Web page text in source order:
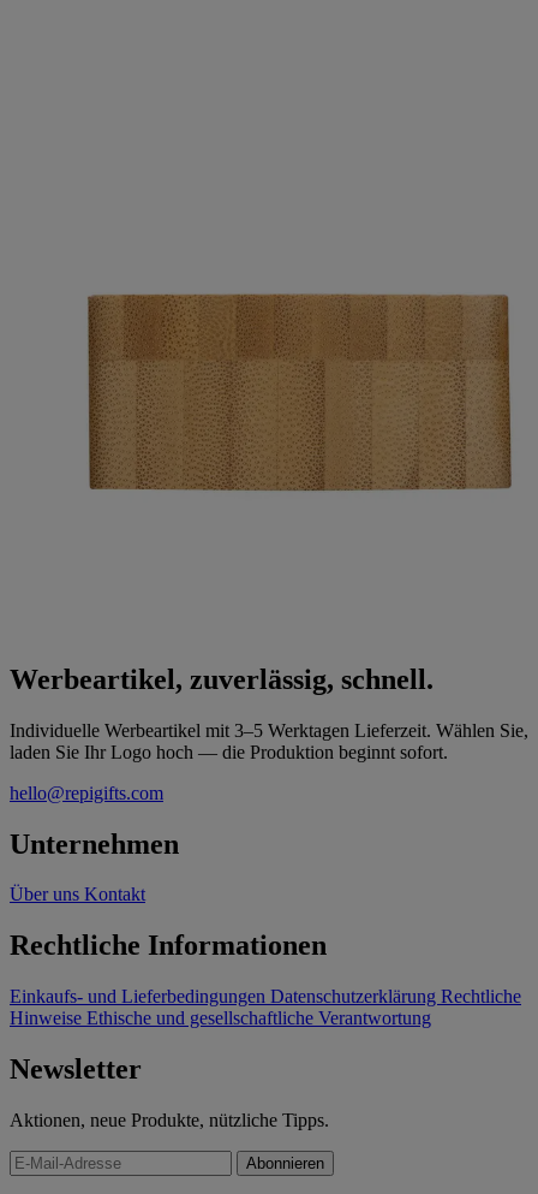
Werbeartikel, zuverlässig, schnell.
Individuelle Werbeartikel mit 3–5 Werktagen Lieferzeit. Wählen Sie,
laden Sie Ihr Logo hoch — die Produktion beginnt sofort.
hello@repigifts.com
Unternehmen
Über uns Kontakt
Rechtliche Informationen
Einkaufs- und Lieferbedingungen Datenschutzerklärung Rechtliche
Hinweise Ethische und gesellschaftliche Verantwortung
Newsletter
Aktionen, neue Produkte, nützliche Tipps.
Abonnieren